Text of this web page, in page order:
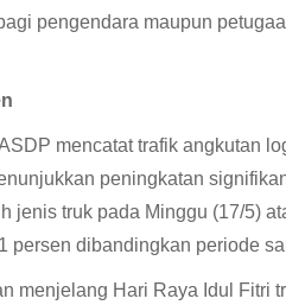
pengendara maupun
mencatat trafik angkutan
peningkatan
jenis truk pada Minggu (17/5)
persen dibandingkan periode
menjelang Hari Raya Idul Fitri